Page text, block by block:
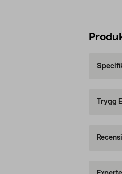
Trygg